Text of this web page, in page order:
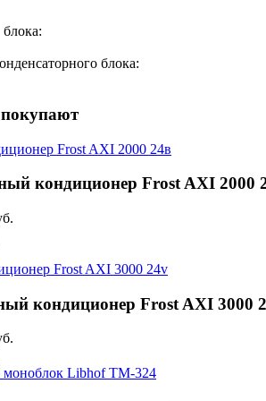
блока:
кондиционер Frost AXI 2000
кондиционер Frost AXI 3000